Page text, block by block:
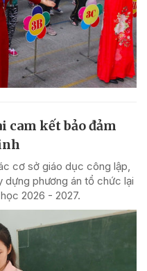
cam kết bảo đảm
cơ sở giáo dục công lập,
dựng phương án tổ chức lại
2026 - 2027.